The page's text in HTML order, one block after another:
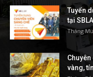
Tuyển
tại
Tháng
vàng,